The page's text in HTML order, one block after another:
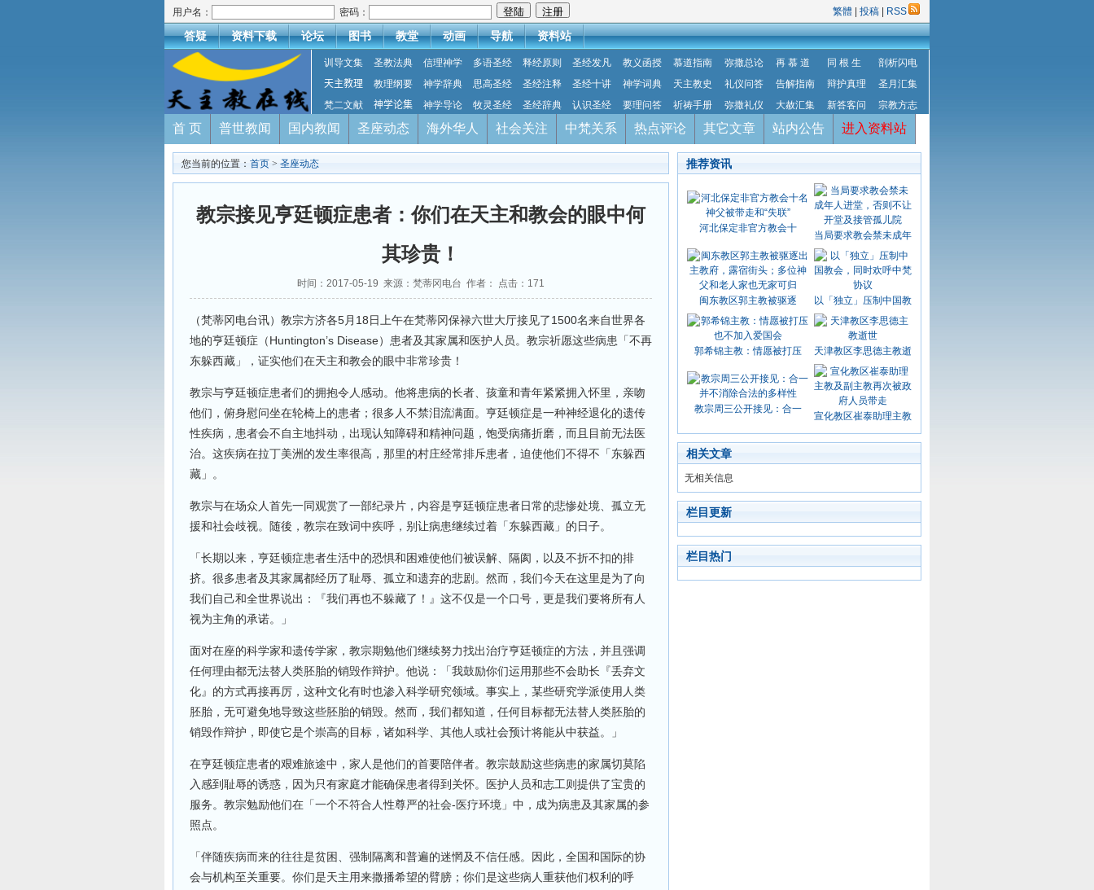
用户名： 密码： 繁體 投稿 RSS
答疑 资料下载 论坛 图书 教堂 动画 导航 资料站
训导文集 圣教法典 信理神学 多语圣经 释经原则 圣经发凡 教义函授 慕道指南 弥撒总论 再 慕 道 同 根 生
剖析闪电
天主教理
教理纲要 神学辞典 思高圣经 圣经注释 圣经十讲 神学词典 天主教史 礼仪问答 告解指南 辩护真理
圣月汇集
梵二文献
神学论集 神学导论 牧灵圣经 圣经辞典 认识圣经 要理问答 祈祷手册 弥撒礼仪 大赦汇集 新答客问 宗教方志
首 页 普世教闻 国内教闻 圣座动态 海外华人 社会关注 中梵关系 热点评论 其它文章 站内公告 进入资料站
您当前的位置： 首页 > 圣座动态
教宗接见亨廷顿症患者：你们在天主和教会的眼中何
其珍贵！
时间：2017-05-19 来源：梵蒂冈电台 作者： 点击： 171
（梵蒂冈电台讯）教宗方济各5月18日上午在梵蒂冈保禄六世大厅接见了1500名来自世界各
地的亨廷顿症（Huntington’s Disease）患者及其家属和医护人员。教宗祈愿这些病患「不再
东躲西藏」，证实他们在天主和教会的眼中非常珍贵！
教宗与亨廷顿症患者们的拥抱令人感动。他将患病的长者、孩童和青年紧紧拥入怀里，亲吻
他们，俯身慰问坐在轮椅上的患者；很多人不禁泪流满面。亨廷顿症是一种神经退化的遗传
性疾病，患者会不自主地抖动，出现认知障碍和精神问题，饱受病痛折磨，而且目前无法医
治。这疾病在拉丁美洲的发生率很高，那里的村庄经常排斥患者，迫使他们不得不「东躲西
藏」。
教宗与在场众人首先一同观赏了一部纪录片，内容是亨廷顿症患者日常的悲惨处境、孤立无
援和社会歧视。随後，教宗在致词中疾呼，别让病患继续过着「东躲西藏」的日子。
「长期以来，亨廷顿症患者生活中的恐惧和困难使他们被误解、隔阂，以及不折不扣的排
挤。很多患者及其家属都经历了耻辱、孤立和遗弃的悲剧。然而，我们今天在这里是为了向
我们自己和全世界说出：『我们再也不躲藏了！』这不仅是一个口号，更是我们要将所有人
视为主角的承诺。」
面对在座的科学家和遗传学家，教宗期勉他们继续努力找出治疗亨廷顿症的方法，并且强调
任何理由都无法替人类胚胎的销毁作辩护。他说：「我鼓励你们运用那些不会助长『丢弃文
化』的方式再接再厉，这种文化有时也渗入科学研究领域。事实上，某些研究学派使用人类
胚胎，无可避免地导致这些胚胎的销毁。然而，我们都知道，任何目标都无法替人类胚胎的
销毁作辩护，即使它是个崇高的目标，诸如科学、其他人或社会预计将能从中获益。」
在亨廷顿症患者的艰难旅途中，家人是他们的首要陪伴者。教宗鼓励这些病患的家属切莫陷
入感到耻辱的诱惑，因为只有家庭才能确保患者得到关怀。医护人员和志工则提供了宝贵的
服务。教宗勉励他们在「一个不符合人性尊严的社会-医疗环境」中，成为病患及其家属的参
照点。
「伴随疾病而来的往往是贫困、强制隔离和普遍的迷惘及不信任感。因此，全国和国际的协
会与机构至关重要。你们是天主用来撒播希望的臂膀；你们是这些病人重获他们权利的呼
推荐资讯
河北保定非官方教会十
当局要求教会禁未成年
闽东教区郭主教被驱逐 以「独立」压制中国教
郭希锦主教：情愿被打压 天津教区李思德主教逝
教宗周三公开接见：合一
宣化教区崔泰助理主教
相关文章
无相关信息
栏目更新
栏目热门